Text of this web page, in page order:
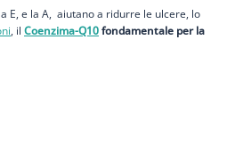
E, e la A, aiutano a ridurre le ulcere, lo
, il Coenzima-Q10fondamentale per la